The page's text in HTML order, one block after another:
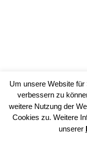
©2026 Muffler
Um unsere Website
verbessern zu
weitere Nutzung der
Cookies zu. Weitere
unserer